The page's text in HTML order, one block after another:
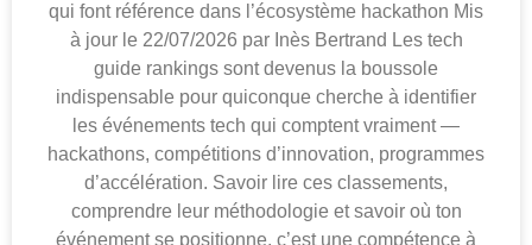
qui font référence dans l’écosystème hackathon Mis
à jour le 22/07/2026 par Inès Bertrand Les tech
guide rankings sont devenus la boussole
indispensable pour quiconque cherche à identifier
les événements tech qui comptent vraiment —
hackathons, compétitions d’innovation, programmes
d’accélération. Savoir lire ces classements,
comprendre leur méthodologie et savoir où ton
événement se positionne, c’est une compétence à